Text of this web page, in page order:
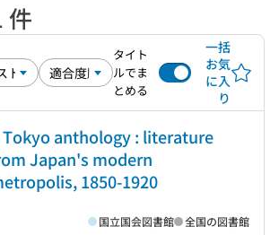
件
タイト
ルでま
とめる
一括
お気
に入
り
Tokyo anthology : literature
Japan's modern
1850-1920
国立国会図書館 全国の図書館